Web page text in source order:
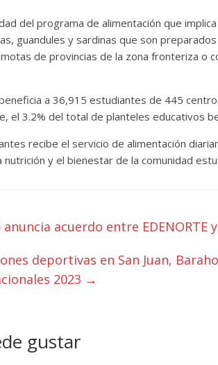
del programa de alimentación que
guandules y sardinas que son
de provincias de la zona fronteriza o
a 36,915 estudiantes de 445
el 3.2% del total de planteles educativos
recibe el servicio de alimentación
y el bienestar de la comunidad
acuerdo entre EDENORTE y
deportivas en San Juan,
2023 →
gustar